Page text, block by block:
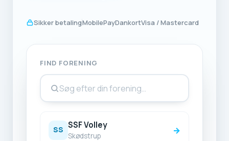
Sikker betalingMobilePayDankortVisa / Mastercard
FIND FORENING
Søg efter din forening…
SS SSF Volley
Skødstrup
→